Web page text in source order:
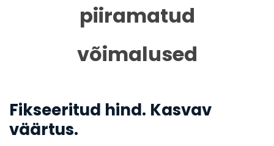
piiramatud
võimalused
Fikseeritud hind. Kasvav
väärtus.